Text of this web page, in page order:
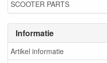
SCOOTER PARTS
Informatie
Artikel informatie